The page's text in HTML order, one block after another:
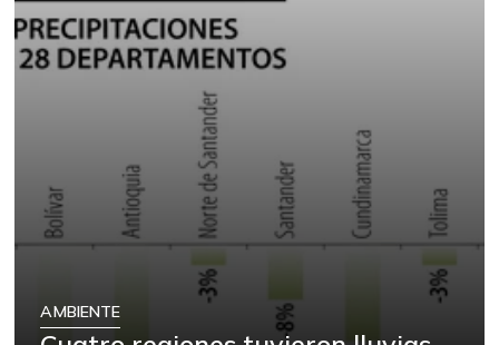
AMBIENTE